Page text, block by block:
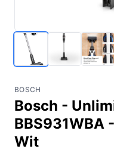
BOSCH
Bosch -
BBS931WBA
Wit